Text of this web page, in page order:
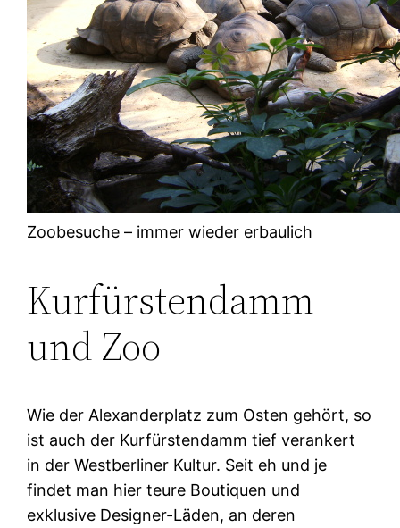
Zoobesuche – immer wieder erbaulich
Kurfürstendamm
und Zoo
Wie der Alexanderplatz zum Osten gehört, so
ist auch der Kurfürstendamm tief verankert
in der Westberliner Kultur. Seit eh und je
findet man hier teure Boutiquen und
exklusive Designer-Läden, an deren